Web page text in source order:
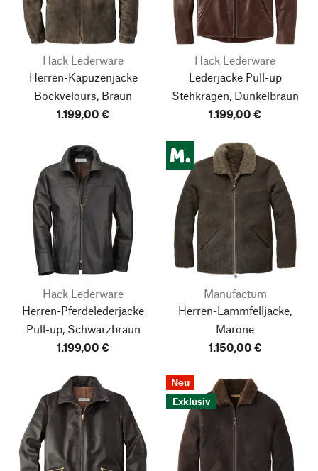
Hack Lederware
Herren-Kapuzenjacke
Bockvelours, Braun
1.199,00 €
Hack Lederware
Lederjacke Pull-up
Stehkragen, Dunkelbraun
1.199,00 €
Hack Lederware
Herren-Pferdelederjacke
Pull-up, Schwarzbraun
1.199,00 €
Manufactum
Herren-Lammfelljacke,
Marone
1.150,00 €
Neu
Exklusiv